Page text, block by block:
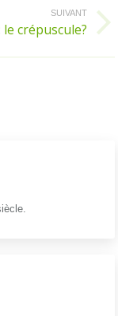
SUIVANT
crépuscule?